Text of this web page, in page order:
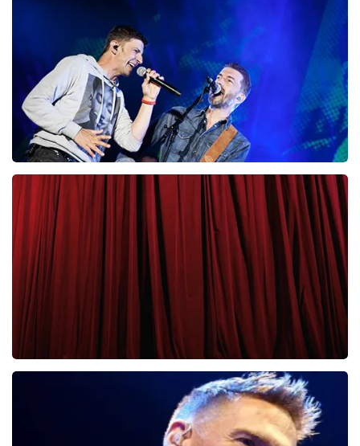
laatste 30 minuten
BESTEL NU
Clouseau
65